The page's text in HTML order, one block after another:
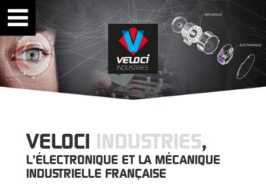
VELOCI INDUSTRIES,
L'ÉLECTRONIQUE ET LA MÉCANIQUE
INDUSTRIELLE FRANÇAISE